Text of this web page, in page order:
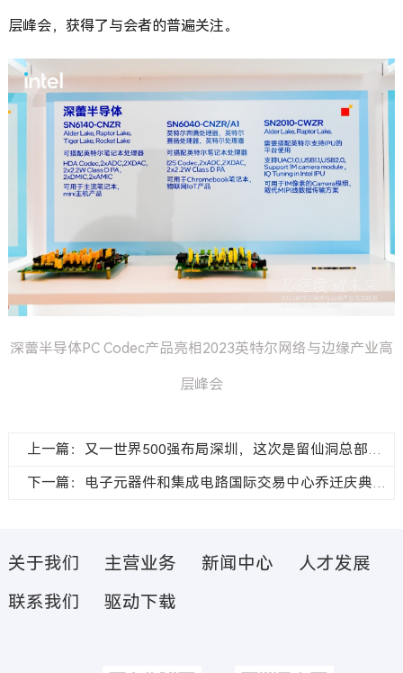
层峰会，获得了与会者的普遍关注。
深蕾半导体PC Codec产品亮相2023英特尔网络与边缘产业高
层峰会
上一篇：又一世界500强布局深圳，这次是留仙洞总部基地
下一篇：电子元器件和集成电路国际交易中心乔迁庆典圆满礼成
关于我们 主营业务 新闻中心
人才发展
联系我们
驱动下载